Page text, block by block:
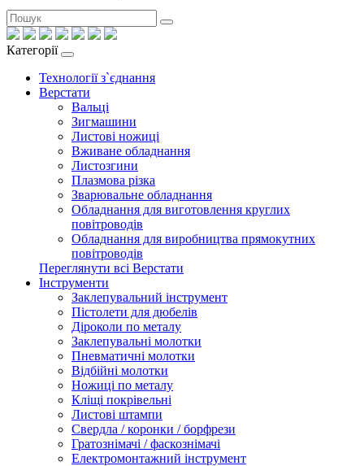
Категорії
Технології з`єднання
Верстати
Вальці
Зигмашини
Листові ножиці
Вживане обладнання
Листозгини
Плазмова різка
Зварювальне обладнання
Обладнання для виготовлення круглих
повітроводів
Обладнання для виробництва прямокутних
повітроводів
Переглянути всі Верстати
Інструменти
Заклепувальний інструмент
Пістолети для дюбелів
Діроколи по металу
Заклепувальні молотки
Пневматичні молотки
Відбійні молотки
Ножиці по металу
Кліщі покрівельні
Листові штампи
Свердла / коронки / борфрези
Гратознімачі / фаскознімачі
Електромонтажний інструмент